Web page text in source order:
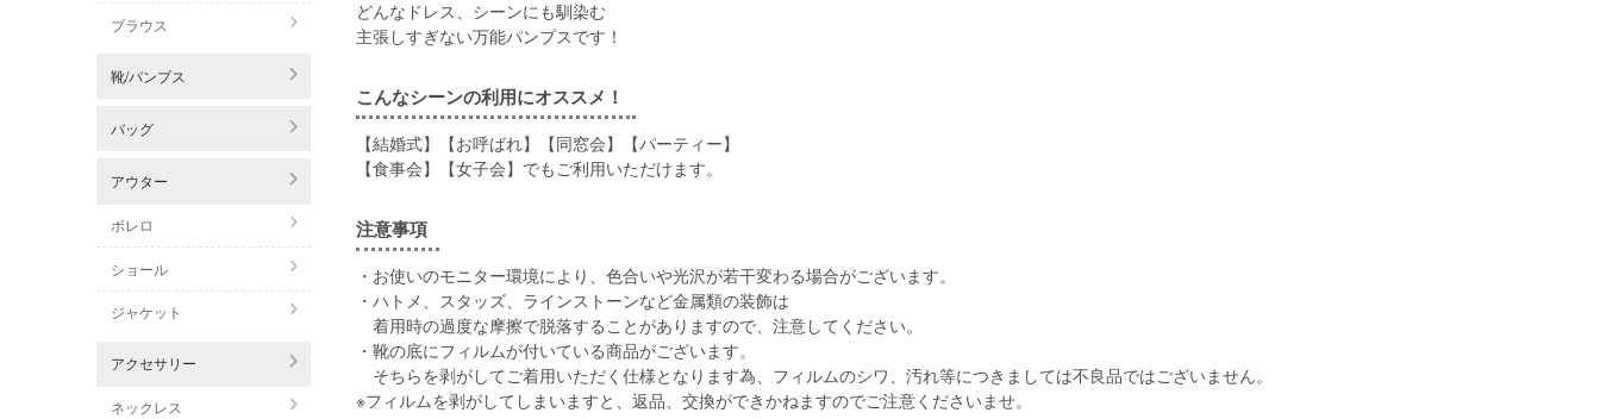
ブラウス
靴/パンプス
バッグ
アウター
ボレロ
ショール
ジャケット
アクセサリー
ネックレス
どんなドレス、シーンにも馴染む
主張しすぎない万能パンプスです！
こんなシーンの利用にオススメ！
【結婚式】【お呼ばれ】【同窓会】【パーティー】
【食事会】【女子会】でもご利用いただけます。
注意事項
・お使いのモニター環境により、色合いや光沢が若干変わる場合がございます。
・ハトメ、スタッズ、ラインストーンなど金属類の装飾は
着用時の過度な摩擦で脱落することがありますので、注意してください。
・靴の底にフィルムが付いている商品がございます。
そちらを剥がしてご着用いただく仕様となります為、フィルムのシワ、汚れ等につきましては不良品ではございません。
※フィルムを剥がしてしまいますと、返品、交換ができかねますのでご注意くださいませ。